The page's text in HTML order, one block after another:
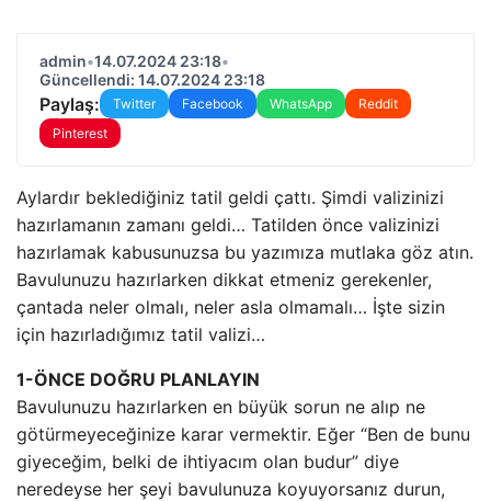
admin•14.07.2024 23:18•
Güncellendi: 14.07.2024 23:18
Paylaş: Twitter Facebook WhatsApp
Reddit
Pinterest
Aylardır beklediğiniz tatil geldi çattı. Şimdi valizinizi
hazırlamanın zamanı geldi… Tatilden önce valizinizi
hazırlamak kabusunuzsa bu yazımıza mutlaka göz atın.
Bavulunuzu hazırlarken dikkat etmeniz gerekenler,
çantada neler olmalı, neler asla olmamalı… İşte sizin
için hazırladığımız tatil valizi…
1-ÖNCE DOĞRU PLANLAYIN
Bavulunuzu hazırlarken en büyük sorun ne alıp ne
götürmeyeceğinize karar vermektir. Eğer “Ben de bunu
giyeceğim, belki de ihtiyacım olan budur” diye
neredeyse her şeyi bavulunuza koyuyorsanız durun,